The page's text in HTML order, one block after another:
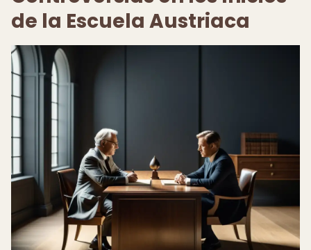
de la Escuela Austriaca